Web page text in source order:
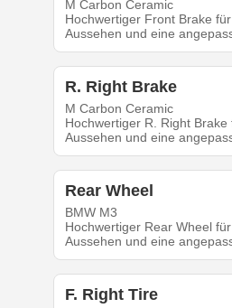
M Carbon Ceramic
Hochwertiger Front Brake
Aussehen und eine
R. Right Brake
M Carbon Ceramic
Hochwertiger R. Right
Aussehen und eine
Rear Wheel
BMW M3
Hochwertiger Rear Wheel
Aussehen und eine
F. Right Tire